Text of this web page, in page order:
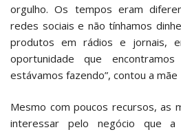
orgulho. Os tempos eram
redes sociais e não tínhamos
produtos em rádios e jornais,
oportunidade que
estávamos fazendo”, contou a mãe
Mesmo com poucos recursos, as
interessar pelo negócio que a